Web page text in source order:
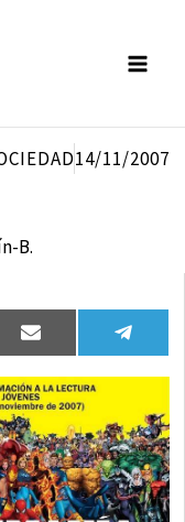
14/11/2007
B.
Compartir
en
Email
en